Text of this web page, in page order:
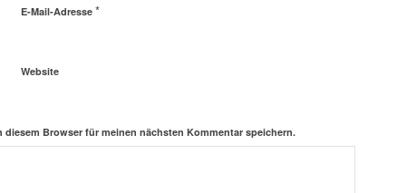
E-Mail-Adresse *
Website
diesem Browser für meinen nächsten Kommentar speichern.